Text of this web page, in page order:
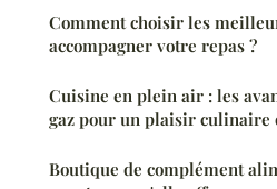
Comment choisir les
accompagner votre repas ?
Cuisine en plein air : les
gaz pour un plaisir culinaire
Boutique de complément